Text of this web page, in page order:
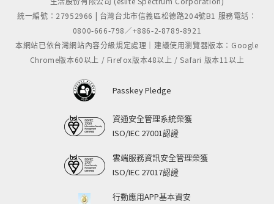
統一編號：27952966 | 台灣台北市信義區松德路204號B1 服務電話：
0800-666-798／+886-2-8789-8921
本網站已依台灣網站內容分級規定處理｜建議使用瀏覽器版本：Google
Chrome版本60以上 / Firefox版本48以上 / Safari 版本11以上
Passkey Pledge
資通安全管理系統榮獲
ISO/IEC 27001認證
雲端服務資訊安全管理榮獲
ISO/IEC 27017認證
行動應用APP基本資安